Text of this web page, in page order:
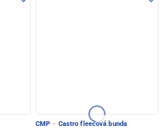
CMP · Castro fleecová bunda